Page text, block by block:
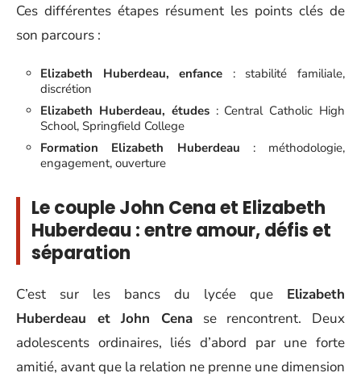
Ces différentes étapes résument les points clés de
son parcours :
Elizabeth Huberdeau, enfance : stabilité familiale,
discrétion
Elizabeth Huberdeau, études: Central Catholic High
School, Springfield College
Formation Elizabeth Huberdeau : méthodologie,
engagement, ouverture
Le couple John Cena et Elizabeth
Huberdeau : entre amour, défis et
séparation
C’est sur les bancs du lycée que Elizabeth
Huberdeau et John Cena se rencontrent. Deux
adolescents ordinaires, liés d’abord par une forte
amitié, avant que la relation ne prenne une dimension